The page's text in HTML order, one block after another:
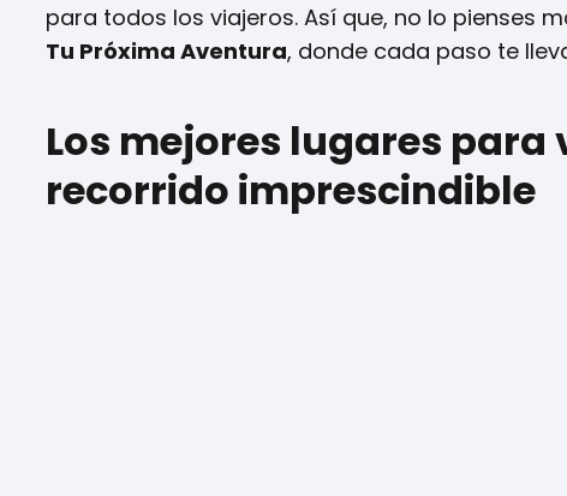
para todos los viajeros. Así que, no lo pienses
Tu Próxima Aventura, donde cada paso te
Los mejores lugares para
recorrido imprescindible